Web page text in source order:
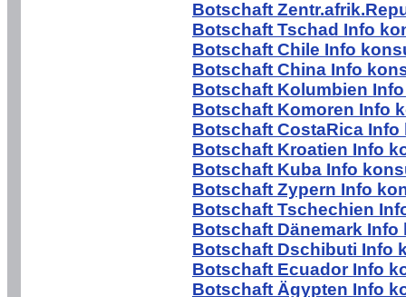
Botschaft
Botschaft Tschad Info
Botschaft Chile Info
Botschaft China Info
Botschaft Kolumbien
Botschaft Komoren Info
Botschaft CostaRica Info
Botschaft Kroatien Info
Botschaft Kuba Info
Botschaft Zypern Info
Botschaft Tschechien
Botschaft Dänemark Info
Botschaft Dschibuti Info
Botschaft Ecuador Info
Botschaft Ägypten Info